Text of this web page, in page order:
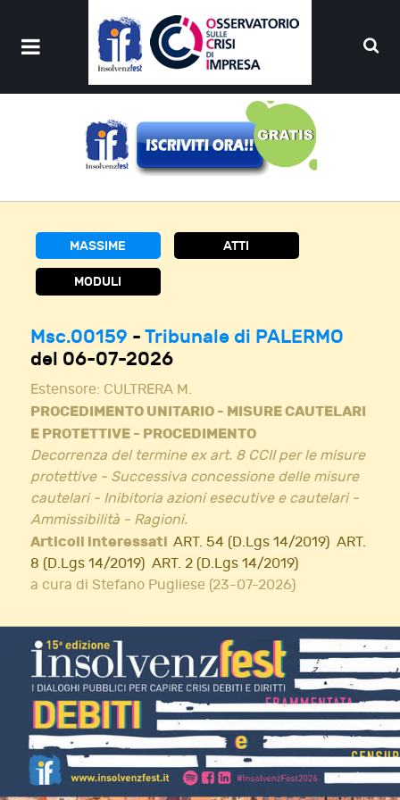
MASSIME ATTI
MODULI
Msc.00159 - Tribunale di PALERMO
del 06-07-2026
Estensore: CULTRERA M.
PROCEDIMENTO UNITARIO - MISURE CAUTELARI
E PROTETTIVE - PROCEDIMENTO
Decorrenza del termine ex art. 8 CCII per le misure
protettive - Successiva concessione delle misure
cautelari - Inibitoria azioni esecutive e cautelari -
Ammissibilità - Ragioni.
Articoli interessati ART. 54 (D.Lgs 14/2019) ART.
8 (D.Lgs 14/2019) ART. 2 (D.Lgs 14/2019)
a cura di Stefano Pugliese (23-07-2026)